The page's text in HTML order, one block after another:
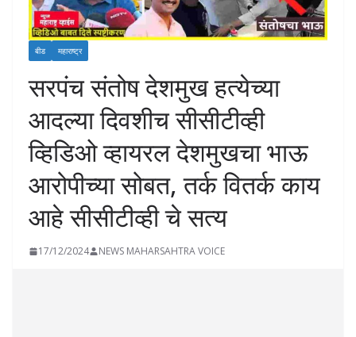
बीड महाराष्ट्र
सरपंच संतोष देशमुख हत्येच्या
आदल्या दिवशीच सीसीटीव्ही
व्हिडिओ व्हायरल देशमुखचा भाऊ
आरोपीच्या सोबत, तर्क वितर्क काय
आहे सीसीटीव्ही चे सत्य
17/12/2024 NEWS MAHARSAHTRA VOICE